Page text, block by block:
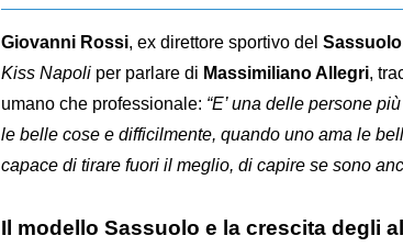
Giovanni Rossi, ex direttore sportivo del Sassuolo
Kiss Napoli per parlare di Massimiliano Allegri,
umano che professionale: “E’ una delle persone
le belle cose e difficilmente, quando uno ama le
capace di tirare fuori il meglio, di capire se sono
Il modello Sassuolo e la crescita degli